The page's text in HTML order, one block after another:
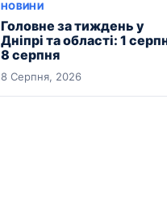
НОВИНИ
Головне за тиждень у
Дніпрі та області: 1
8 серпня
8 Серпня, 2026